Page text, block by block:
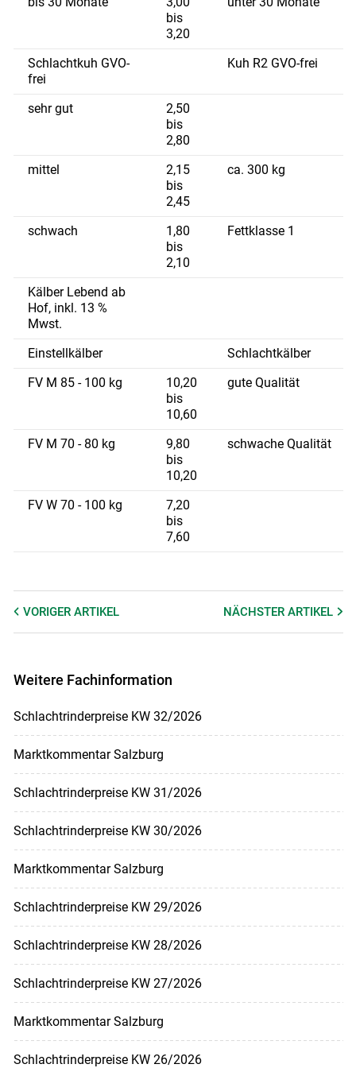
bis
3,20
Schlachtkuh GVO-
frei
Kuh R2 GVO-frei
sehr gut
2,50
bis
2,80
mittel
2,15
bis
2,45
ca. 300 kg
schwach
1,80
bis
2,10
Fettklasse 1
Kälber Lebend ab
Hof, inkl. 13 %
Mwst.
Einstellkälber
Schlachtkälber
FV M 85 - 100 kg
10,20
bis
10,60
gute Qualität
FV M 70 - 80 kg
9,80
bis
10,20
schwache Qualität
FV W 70 - 100 kg
7,20
bis
7,60
VORIGER ARTIKEL NÄCHSTERARTIKEL
Weitere Fachinformation
Schlachtrinderpreise KW 32/2026
Marktkommentar Salzburg
Schlachtrinderpreise KW 31/2026
Schlachtrinderpreise KW 30/2026
Marktkommentar Salzburg
Schlachtrinderpreise KW 29/2026
Schlachtrinderpreise KW 28/2026
Schlachtrinderpreise KW 27/2026
Marktkommentar Salzburg
Schlachtrinderpreise KW 26/2026